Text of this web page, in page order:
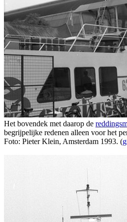
Het bovendek met daarop de
begrijpelijke redenen alleen voor het
Foto: Pieter Klein, Amsterdam 1993. (